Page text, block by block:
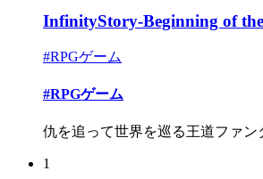
InfinityStory-Beginning of
#RPGゲーム
#RPGゲーム
仇を追って世界を巡る王道ファン
1